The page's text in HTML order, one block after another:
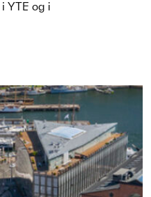
YTE og i